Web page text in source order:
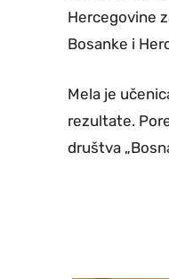
Hercegovine
Bosanke i
Mela je
rezultate.
društva